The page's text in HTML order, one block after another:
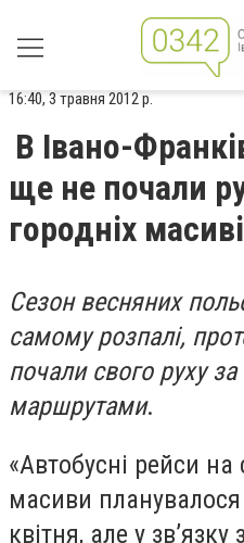
16:40, 3 травня 2012 р.
В Івано-
ще не почали
городніх
Сезон весняних
самому розпалі,
почали свого руху
маршрутами.
«Автобусні рейси на
масиви планувалося
квітня, але у